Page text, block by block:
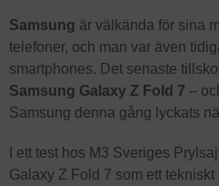
Samsung är välkända för sina
telefoner, och man var även
smartphones. Det senaste
Samsung Galaxy Z Fold 7 –
Samsung denna gång lyckats
I ett test hos M3 Sveriges
Galaxy Z Fold 7 som ett